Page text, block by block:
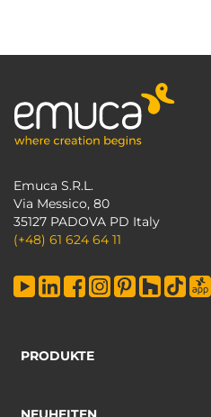
Emuca S.R.L.
Via Messico, 80
35127 PADOVA PD Italy
(+48) 61 624 64 11
PRODUKTE